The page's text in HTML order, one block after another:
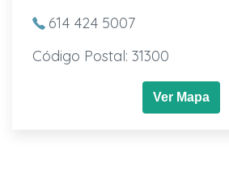
614 424 5007
Código Postal: 31300
Ver Mapa